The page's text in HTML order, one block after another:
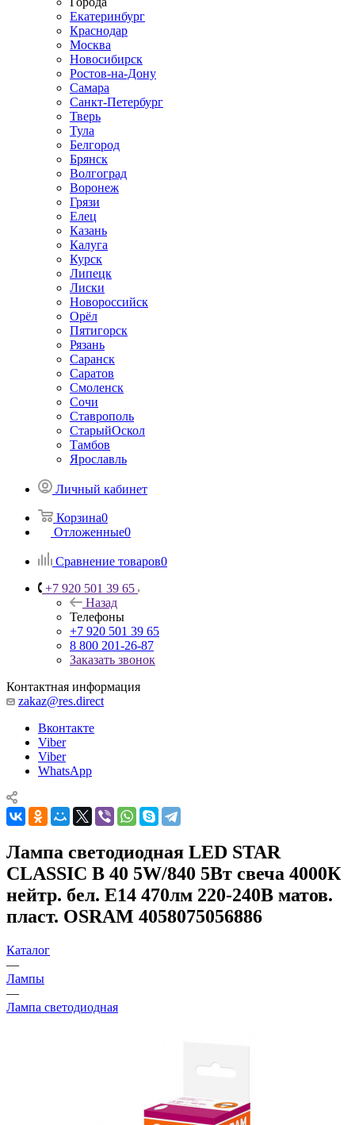
Екатеринбург
Краснодар
Москва
Новосибирск
Ростов-на-Дону
Самара
Санкт-Петербург
Тверь
Тула
Белгород
Брянск
Волгоград
Воронеж
Грязи
Елец
Казань
Калуга
Курск
Липецк
Лиски
Новороссийск
Орёл
Пятигорск
Рязань
Саранск
Саратов
Смоленск
Сочи
Ставрополь
СтарыйОскол
Тамбов
Ярославль
Личный кабинет
Корзина0
Отложенные0
Сравнение товаров0
+7 920 501 39 65
Назад
Телефоны
+7 920 501 39 65
8 800 201-26-87
Заказать звонок
Контактная информация
zakaz@res.direct
Вконтакте
Viber
Viber
WhatsApp
Лампа светодиодная LED STAR
CLASSIC B 40 5W/840 5Вт свеча 4000К
нейтр. бел. E14 470лм 220-240В матов.
пласт. OSRAM 4058075056886
Каталог
—
Лампы
—
Лампа светодиодная